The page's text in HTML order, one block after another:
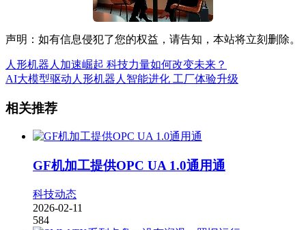
声明：如有信息侵犯了您的权益，请告知，本站将立刻删除。
人形机器人加速崛起 科技力量如何改变未来？
AI大模型驱动人形机器人智能进化 工厂体验升级
相关推荐
GF机加工提供OPC UA 1.0通用通
科技动态
2026-02-11
584